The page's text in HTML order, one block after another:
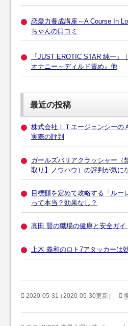
恋愛力養成講座～A Course In
ちゃんの口コミ
『JUST EROTIC STAR 純一』
オナニー～ディルド責め』他
最近の投稿
株式会社ＩＴエージェンシーの
実際の評判
ガールズバリアクラッシャー（
取り】ノウハウ）の評判が気に
目標額を定めて攻略する「ルー
って本当？効果なし？
高田 賢の職場の健康と安全ガ
上木 義和のロト7アタッカーは
2020-05-31（2020-05-30更新）